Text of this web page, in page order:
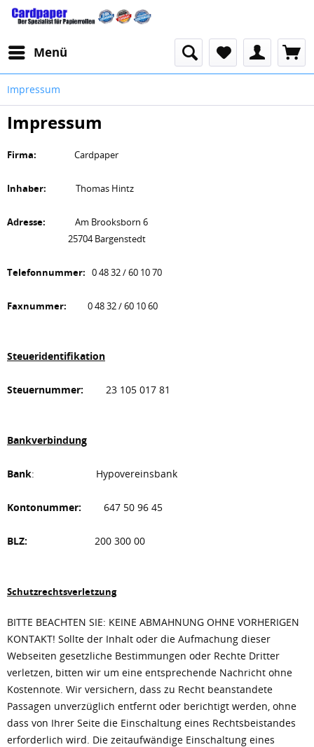
Menü
Impressum
Impressum
Firma: Cardpaper
Inhaber: Thomas Hintz
Adresse:
Am Brooksborn 6
25704 Bargenstedt
Telefonnummer: 0 48 32 / 60 10 70
Faxnummer: 0 48 32 / 60 10 60
Steueridentifikation
Steuernummer: 23 105 017 81
Bankverbindung
Bank: Hypovereinsbank
Kontonummer: 647 50 96 45
BLZ: 200 300 00
Schutzrechtsverletzung
BITTE BEACHTEN SIE: KEINE ABMAHNUNG OHNE VORHERIGEN
KONTAKT! Sollte der Inhalt oder die Aufmachung dieser
Webseiten gesetzliche Bestimmungen oder Rechte Dritter
verletzen, bitten wir um eine entsprechende Nachricht ohne
Kostennote. Wir versichern, dass zu Recht beanstandete
Passagen unverzüglich entfernt oder berichtigt werden, ohne
dass von Ihrer Seite die Einschaltung eines Rechtsbeistandes
erforderlich wird. Die zeitaufwändige Einschaltung eines